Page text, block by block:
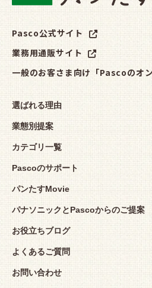
Pasco公式サイト
業務用通販サイト
一般のお客さま向け「Pascoのオ
選ばれる理由
業態別提案
カテゴリ一覧
Pascoのサポート
パンたすMovie
パナソニックとPascoからのご提案
お役立ちブログ
よくあるご質問
お問い合わせ